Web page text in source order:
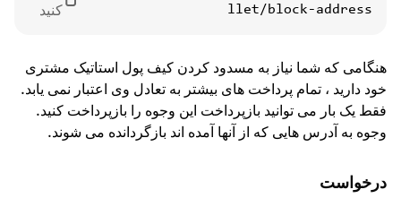
llet/block-address
کنید
هنگامی که شما نیاز به مسدود کردن کیف پول استاتیک مشتری
خود دارید ، تمام پرداخت های بیشتر به تعادل وی اعتبار نمی یابد.
فقط یک بار می توانید بازپرداخت این وجوه را بازپرداخت کنید.
وجوه به آدرس هایی که از آنها آمده اند بازگردانده می شوند.
درخواست